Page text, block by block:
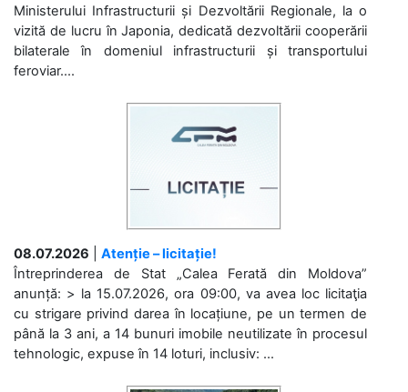
Ministerului Infrastructurii și Dezvoltării Regionale, la o
vizită de lucru în Japonia, dedicată dezvoltării cooperării
bilaterale în domeniul infrastructurii și transportului
feroviar....
08.07.2026
Atenție – licitație!
Întreprinderea de Stat „Calea Ferată din Moldova”
anunță: > la 15.07.2026, ora 09:00, va avea loc licitaţia
cu strigare privind darea în locațiune, pe un termen de
până la 3 ani, a 14 bunuri imobile neutilizate în procesul
tehnologic, expuse în 14 loturi, inclusiv: ...